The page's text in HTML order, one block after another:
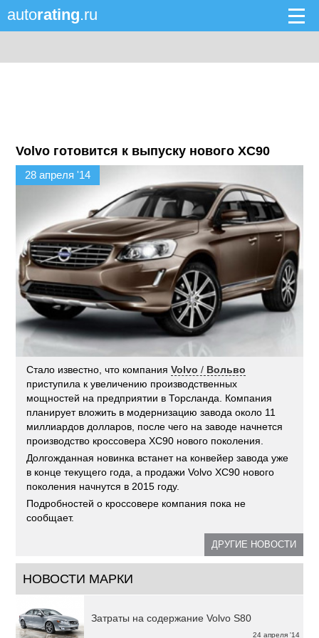
autorating.ru
Volvo готовится к выпуску нового XC90
28 апреля '14
Стало известно, что компанияVolvo / Вольво
приступила к увеличению производственных
мощностей на предприятии в Торсланда. Компания
планирует вложить в модернизацию завода около 11
миллиардов долларов, после чего на заводе начнется
производство кроссовера XC90 нового поколения.
Долгожданная новинка встанет на конвейер завода уже
в конце текущего года, а продажи Volvo XC90 нового
поколения начнутся в 2015 году.
Подробностей о кроссовере компания пока не
сообщает.
ДРУГИЕ НОВОСТИ
НОВОСТИ МАРКИ
24 апреля '14
Затраты на содержание Volvo S80